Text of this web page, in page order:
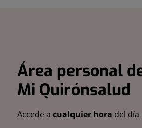
Área personal
Mi Quirónsalud
Accede a cualquier hora del